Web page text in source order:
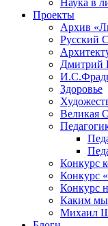
Наука в
Проекты
Архив
Русский
Дмитрий
Здоровье
Великая
Конкурс
Конкурс
Конкурс
Каким мы
Михаил